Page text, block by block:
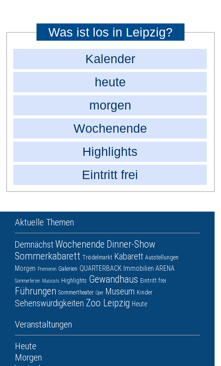
Was ist los in Leipzig?
Kalender
heute
morgen
Wochenende
Highlights
Eintritt frei
Aktuelle Themen
DemnächstWochenende Dinner-Show
Sommerkabarett Trödelmarkt Kabarett Ausstellungen
Morgen Premieren Galerien QUARTERBACK Immobilien ARENA
Sommerferien Musicals Highlights Gewandhaus Eintritt frei
Führungen Sommertheater Oper Museum Kinder
Sehenswürdigkeiten Zoo Leipzig Heute
Veranstaltungen
Heute
Morgen